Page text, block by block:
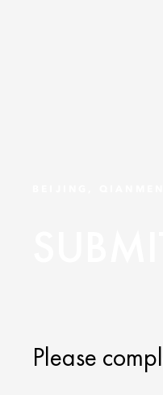
Please